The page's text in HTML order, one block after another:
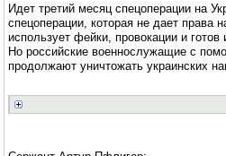
Идет третий месяц спецоперации на
спецоперации, которая не дает права
использует фейки, провокации и
Но российские военнослужащие с
продолжают уничтожать украинских